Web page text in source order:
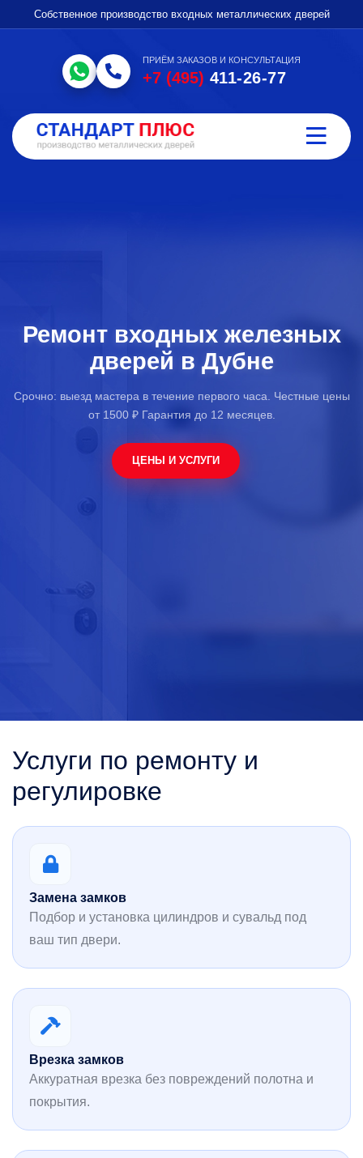
Собственное производство входных металлических дверей
ПРИЁМ ЗАКАЗОВ И КОНСУЛЬТАЦИЯ
+7 (495) 411-26-77
Ремонт входных железных
дверей в Дубне
Срочно: выезд мастера в течение первого часа. Честные цены
от 1500 ₽ Гарантия до 12 месяцев.
ЦЕНЫ И УСЛУГИ
Услуги по ремонту и
регулировке
Замена замков
Подбор и установка цилиндров и сувальд под
ваш тип двери.
Врезка замков
Аккуратная врезка без повреждений полотна и
покрытия.